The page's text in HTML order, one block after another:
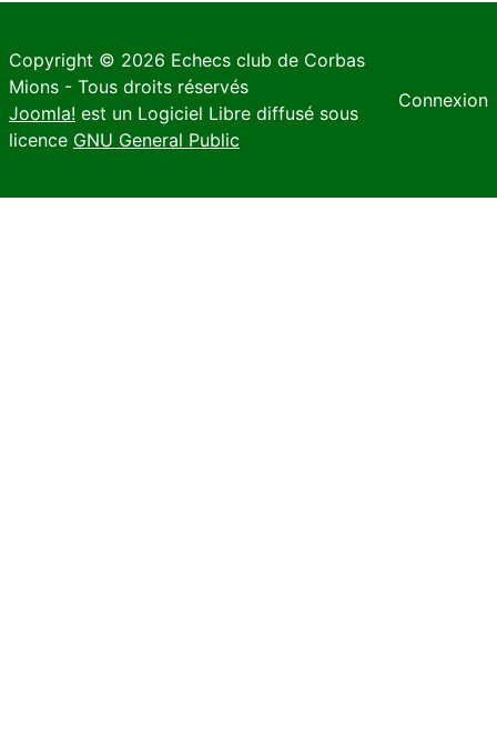
Copyright © 2026 Echecs club de Corbas
Mions - Tous droits réservés
Joomla! est un Logiciel Libre diffusé sous
licence GNU General Public
Connexion